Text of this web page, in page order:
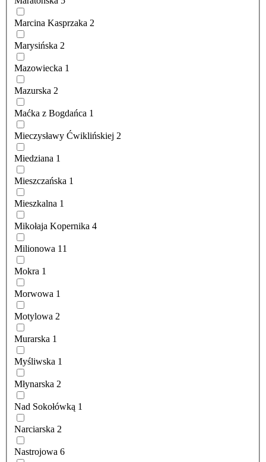
Marcina Kasprzaka 2
Marysińska 2
Mazowiecka 1
Mazurska 2
Maćka z Bogdańca 1
Mieczysławy Ćwiklińskiej 2
Miedziana 1
Mieszczańska 1
Mieszkalna 1
Mikołaja Kopernika 4
Milionowa 11
Mokra 1
Morwowa 1
Motylowa 2
Murarska 1
Myśliwska 1
Młynarska 2
Nad Sokołówką 1
Narciarska 2
Nastrojowa 6